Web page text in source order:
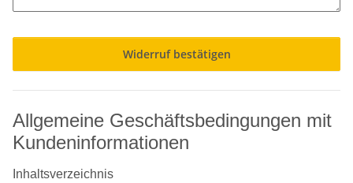
Widerruf bestätigen
Allgemeine Geschäftsbedingungen mit
Kundeninformationen
Inhaltsverzeichnis